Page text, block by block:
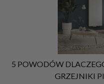
5 POWODÓW
GRZEJNIKI